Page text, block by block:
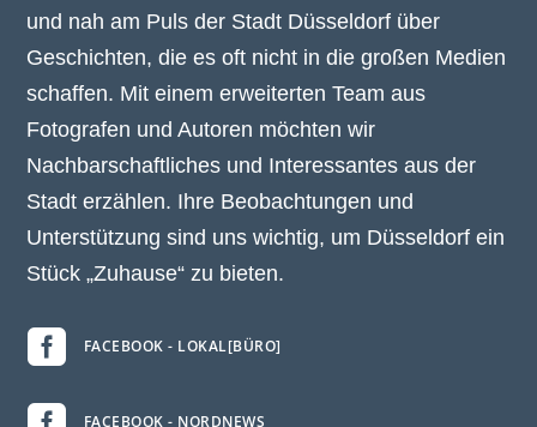
und nah am Puls der Stadt Düsseldorf über
Geschichten, die es oft nicht in die großen Medien
schaffen. Mit einem erweiterten Team aus
Fotografen und Autoren möchten wir
Nachbarschaftliches und Interessantes aus der
Stadt erzählen. Ihre Beobachtungen und
Unterstützung sind uns wichtig, um Düsseldorf ein
Stück „Zuhause“ zu bieten.
 FACEBOOK - LOKAL[BÜRO]
FACEBOOK - NORDNEWS